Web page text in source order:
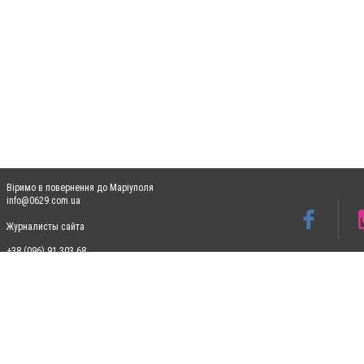
Віримо в повернення до Маріуполя
info@0629.com.ua
Журналисты сайта
+38 (096) 91 303 68